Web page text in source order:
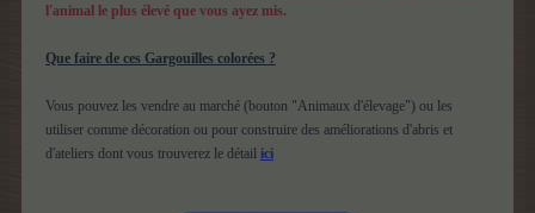
l'animal le plus élevé que vous ayez mis.
Que faire de ces Gargouilles colorées ?
Vous pouvez les vendre au marché (bouton "Animaux d'élevage") ou les
utiliser comme décoration ou pour construire des améliorations d'abris et
d'ateliers dont vous trouverez le détail ici